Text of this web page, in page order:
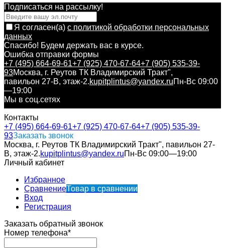
Подписаться на рассылкy!
Я согласен(a) с политикой обработки персональных
данных
Спасибо! Будем держать вас в курсе.
Ошибка отправки формы
+7 (495) 664-69-61+7 (925) 470-67-64+7 (905) 535-39-
93Москва, г. Реутов ТК Владимирский Тракт",
павильон 27-В, этаж-2.kupitplintus@yandex.ruПн-Вс 09:00
—19:00
Мы в соц.сетях
Контакты
+7 (495) 664-69-61+7 (925) 470-67-64+7 (905) 535-39-
93Заказать звонок
Москва, г. Реутов ТК Владимирский Тракт", павильон 27-
В, этаж-2.kupitplintus@yandex.ruПн-Вс 09:00—19:00
Личный кабинет
Избранное
СравнениеТовар в сравнении
Вход
Регистрация
Заказать обратный звонок
Номер телефона*